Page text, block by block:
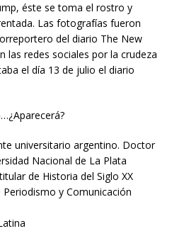
éste se toma el rostro y
Las fotografías fueron
del diario The New
las redes sociales por la crudeza
el día 13 de julio el diario
universitario argentino. Doctor
Nacional de La Plata
de Historia del Siglo XX
y Comunicación